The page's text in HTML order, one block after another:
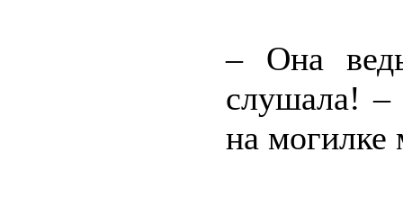
– Она
слушала! –
на могилке